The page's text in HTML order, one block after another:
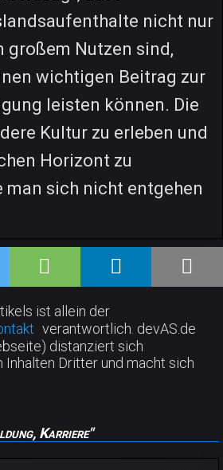
nicht nur
großem Nutzen sind,
wichtigen Beitrag zur
leisten können. Die
Kultur zu erleben und
Horizont zu
man sich nicht entgehen
ist allein der
verantwortlich. devAS.de
distanziert sich
Inhalten Dritter und macht sich
Karriere"